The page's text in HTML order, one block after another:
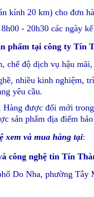
kính 20 km) cho đơn
- 20h30 các ngày
phẩm tại công ty Tín
chế độ dịch vụ hậu
nhiều kinh nghiệm,
yêu cầu.
được đổi mới
sản phẩm địa điểm
xem và mua hàng tại:
công nghệ tin Tín
Do Nha, phường